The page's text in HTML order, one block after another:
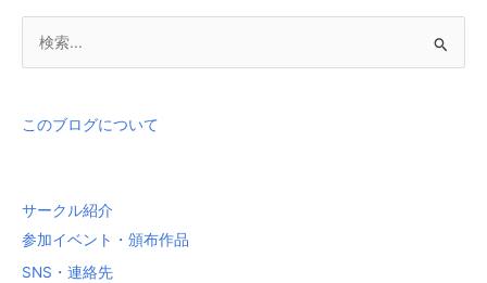
象
このブログについて
サークル紹介
参加イベント・頒布作品
SNS・連絡先